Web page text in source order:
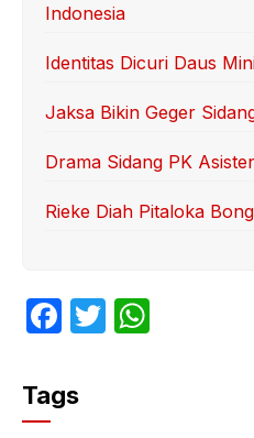
Indonesia
Identitas Dicuri Daus
Jaksa Bikin Geger
Drama Sidang PK
Rieke Diah Pitaloka
F
c
e
T
Tags